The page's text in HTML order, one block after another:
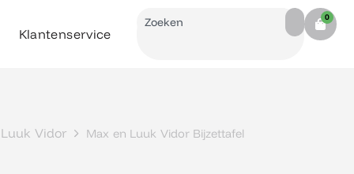
Klantenservice
Search 0
Cart
Vidor Max en Luuk Vidor Bijzettafel